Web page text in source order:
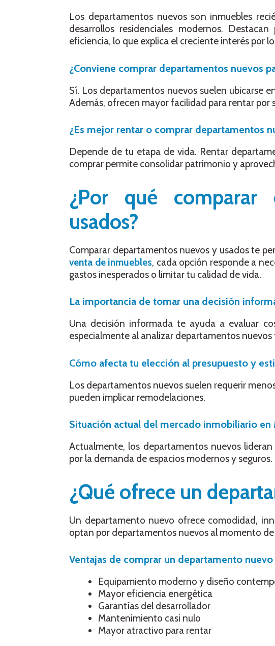
Los departamentos nuevos son inmuebles
desarrollos residenciales modernos.
eficiencia, lo que explica el creciente interés por
¿Conviene comprar departamentos nuevos
Sí. Los departamentos nuevos suelen ubicarse
Además, ofrecen mayor facilidad para rentar por
¿Es mejor rentar o comprar departamentos
Depende de tu etapa de vida. Rentar
comprar permite consolidar patrimonio y
¿Por qué comparar
usados?
Comparar departamentos nuevos y usados te
venta de inmuebles, cada opción responde a
gastos inesperados o limitar tu calidad de vida.
La importancia de tomar una decisión
Una decisión informada te ayuda a evaluar
especialmente al analizar departamentos
Cómo afecta tu elección al presupuesto y
Los departamentos nuevos suelen requerir
pueden implicar remodelaciones.
Situación actual del mercado inmobiliario en
Actualmente, los departamentos nuevos
por la demanda de espacios modernos y seguros.
¿Qué ofrece un
Un departamento nuevo ofrece comodidad,
optan por departamentos nuevos al momento de
Ventajas de comprar un departamento nuevo
Equipamiento moderno y diseño
Mayor eficiencia energética
Garantías del desarrollador
Mantenimiento casi nulo
Mayor atractivo para rentar